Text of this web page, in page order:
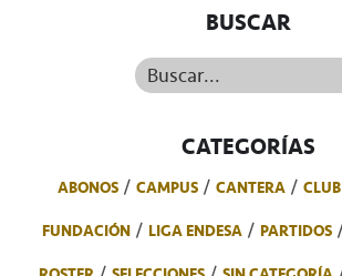
BUSCAR
Buscar...
CATEGORÍAS
ABONOS CAMPUS CANTERA CLUB
FUNDACIÓN
LIGA ENDESA PARTIDOS